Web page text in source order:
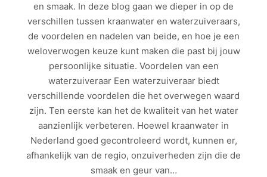
en smaak. In deze blog gaan we dieper in op de
verschillen tussen kraanwater en waterzuiveraars,
de voordelen en nadelen van beide, en hoe je een
weloverwogen keuze kunt maken die past bij jouw
persoonlijke situatie. Voordelen van een
waterzuiveraar Een waterzuiveraar biedt
verschillende voordelen die het overwegen waard
zijn. Ten eerste kan het de kwaliteit van het water
aanzienlijk verbeteren. Hoewel kraanwater in
Nederland goed gecontroleerd wordt, kunnen er,
afhankelijk van de regio, onzuiverheden zijn die de
smaak en geur van…